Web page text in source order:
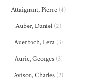
Attaignant, Pierre (4)
Auber, Daniel (2)
Auerbach, Lera(3)
Auric, Georges(3)
Avison, Charles(2)